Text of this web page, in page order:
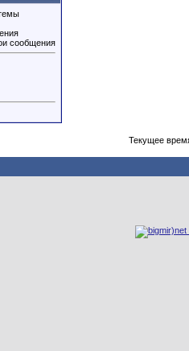
сообщения
Текущее